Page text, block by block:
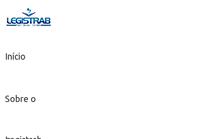
Início
Sobre o